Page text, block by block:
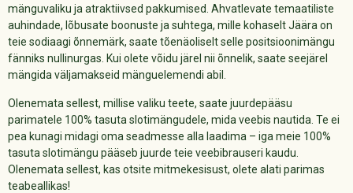
mänguvaliku ja atraktiivsed pakkumised. Ahvatlevate temaatiliste
auhindade, lõbusate boonuste ja suhtega, mille kohaselt Jäära on
teie sodiaagi õnnemärk, saate tõenäoliselt selle positsioonimängu
fänniks nullinurgas. Kui olete võidu järel nii õnnelik, saate seejärel
mängida väljamakseid mänguelemendi abil.
Olenemata sellest, millise valiku teete, saate juurdepääsu
parimatele 100% tasuta slotimängudele, mida veebis nautida. Te ei
pea kunagi midagi oma seadmesse alla laadima – iga meie 100%
tasuta slotimängu pääseb juurde teie veebibrauseri kaudu.
Olenemata sellest, kas otsite mitmekesisust, olete alati parimas
teabeallikas!